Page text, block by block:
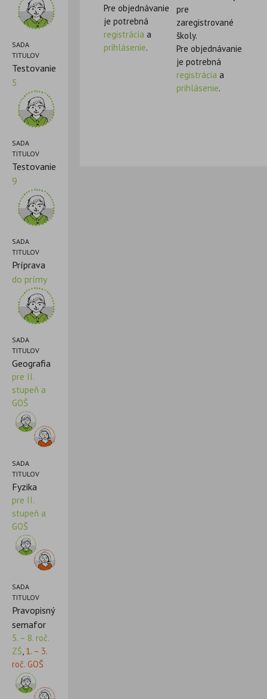
SADA
TITULOV
Testovanie
5
SADA
TITULOV
Testovanie
9
SADA
TITULOV
Príprava
do prímy
SADA
TITULOV
Geografia
pre II.
stupeň a
GOŠ
SADA
TITULOV
Fyzika
pre II.
stupeň a
GOŠ
SADA
TITULOV
Pravopisný
semafor
5. – 8. roč.
ZŠ,1. – 3.
roč. GOŠ
Pre objednávanie
je potrebná
registrácia a
prihlásenie.
pre
zaregistrované
školy.
Pre objednávanie
je potrebná
registrácia a
prihlásenie.